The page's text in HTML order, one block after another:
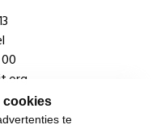
cookies
te